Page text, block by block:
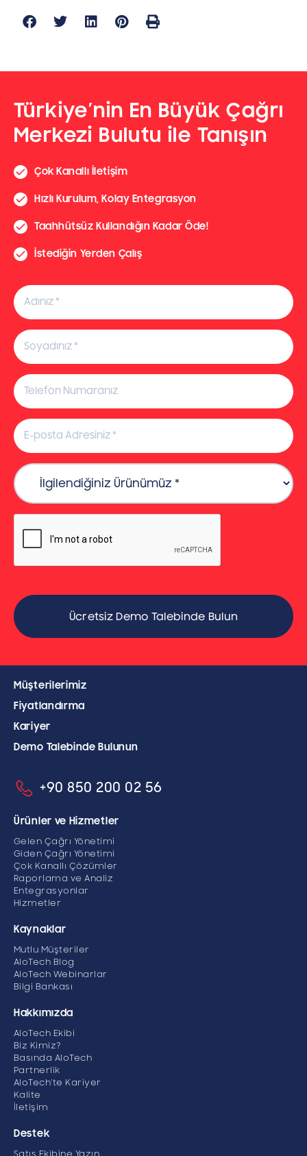
Türkiye’nin En Büyük Çağrı
Merkezi Bulutu ile Tanışın
Çok Kanallı İletişim
Hızlı Kurulum, Kolay Entegrasyon
Taahhütsüz Kullandığın Kadar Öde!
İstediğin Yerden Çalış
Müşterilerimiz
Fiyatlandırma
Kariyer
Demo Talebinde Bulunun
+90 850 200 02 56
Ürünler ve Hizmetler
Gelen Çağrı Yönetimi
Giden Çağrı Yönetimi
Çok Kanallı Çözümler
Raporlama ve Analiz
Entegrasyonlar
Hizmetler
Kaynaklar
Mutlu Müşteriler
AloTech Blog
AloTech Webinarlar
Bilgi Bankası
Hakkımızda
AloTech Ekibi
Biz Kimiz?
Basında AloTech
Partnerlik
AloTech’te Kariyer
Kalite
İletişim
Destek
Satış Ekibine Yazın